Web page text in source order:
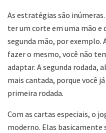
As estratégias são
ter um corte em uma mão e
segunda mão, por exemplo.
fazer o mesmo, você não
adaptar. A segunda rodada,
mais cantada, porque você
primeira rodada.
Com as cartas especiais, o
moderno. Elas basicamente